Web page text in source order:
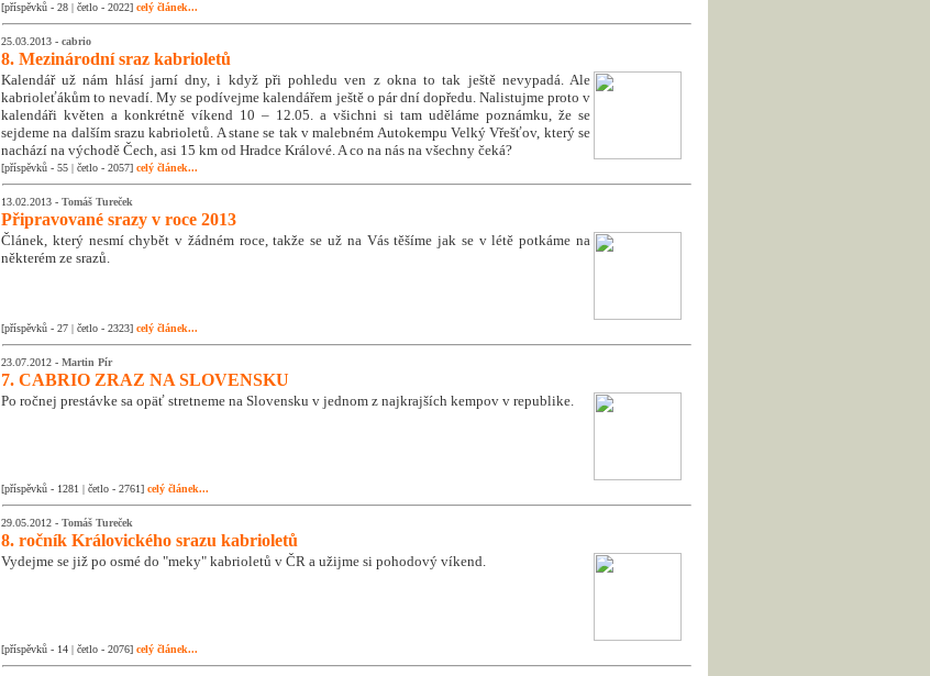
[příspěvků - 28 | četlo - 2022] celý článek...
25.03.2013 - cabrio
8. Mezinárodní sraz kabrioletů
Kalendář už nám hlásí jarní dny, i když při pohledu ven z okna to tak ještě nevypadá. Ale
kabrioleťákům to nevadí. My se podívejme kalendářem ještě o pár dní dopředu. Nalistujme proto v
kalendáři květen a konkrétně víkend 10 – 12.05. a všichni si tam uděláme poznámku, že se
sejdeme na dalším srazu kabrioletů. A stane se tak v malebném Autokempu Velký Vřešťov, který se
nachází na východě Čech, asi 15 km od Hradce Králové. A co na nás na všechny čeká?
[příspěvků - 55 | četlo - 2057] celý článek...
13.02.2013 - Tomáš Tureček
Připravované srazy v roce 2013
Článek, který nesmí chybět v žádném roce, takže se už na Vás těšíme jak se v létě potkáme na
některém ze srazů.
[příspěvků - 27 | četlo - 2323] celý článek...
23.07.2012 - Martin Pír
7. CABRIO ZRAZ NA SLOVENSKU
Po ročnej prestávke sa opäť stretneme na Slovensku v jednom z najkrajších kempov v republike.
[příspěvků - 1281 | četlo - 2761] celý článek...
29.05.2012 - Tomáš Tureček
8. ročník Královického srazu kabrioletů
Vydejme se již po osmé do "meky" kabrioletů v ČR a užijme si pohodový víkend.
[příspěvků - 14 | četlo - 2076] celý článek...